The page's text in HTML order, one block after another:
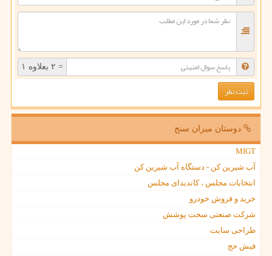
= ۲ بعلاوه ۱
دوستان میزان سنج
MIGT
آب شیرین کن - دستگاه آب شیرین کن
انتخابات مجلس ، کاندیدای مجلس
خرید و فروش خودرو
شرکت صنعتی سخت پوشش
طراحی سایت
فیش حج